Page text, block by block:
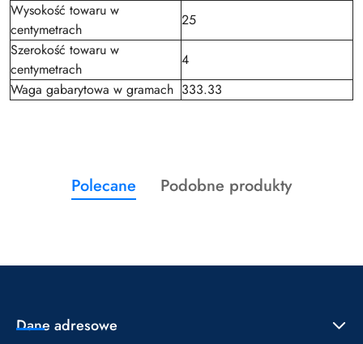
Wysokość towaru w
centymetrach
25
Szerokość towaru w
centymetrach
4
Waga gabarytowa w gramach 333.33
Pomiń karuzelę produktów
Produkty
o
Polecane
Produkty
Podobne produkty
Dane adresowe